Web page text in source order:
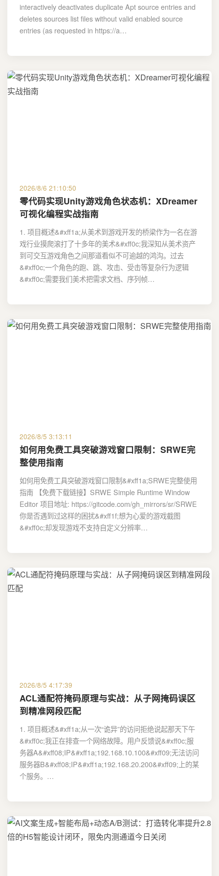
interactively deactivates duplicate Apt source entries and
deletes sources list files without valid enabled source
entries (as requested in https://a…
2026/8/6 21:10:50
零代码实现Unity游戏角色状态机：XDreamer
可视化编程实战指南
1. 项目概述&#xff1a;从美术到游戏开发的桥梁作为一名在游
戏行业摸爬滚打了十多年的美术&#xff0c;我深知从美术资产
到可交互游戏角色之间那道看似不可逾越的鸿沟。过去
&#xff0c;一个角色的跑、跳、攻击、受击等复杂行为逻辑
&#xff0c;需要我们美术把需求文档、序列帧…
2026/8/5 3:13:11
如何用免费工具突破游戏窗口限制：SRWE完
整使用指南
如何用免费工具突破游戏窗口限制&#xff1a;SRWE完整使用
指南 【免费下载链接】SRWE Simple Runtime Window
Editor 项目地址: https://gitcode.com/gh_mirrors/sr/SRWE
你是否遇到过这样的困扰&#xff1f;想为心爱的游戏截图
&#xff0c;却发现游戏不支持自定义分辨率…
2026/8/5 4:17:39
ACL通配符掩码原理与实战：从子网掩码误区
到精准网段匹配
1. 项目概述&#xff1a;从一次“诡异”的访问拒绝说起那天下午
&#xff0c;我正在排查一个网络故障。用户反馈说&#xff0c;服
务器A&#xff08;IP&#xff1a;192.168.10.100&#xff09;无法访问
服务器B&#xff08;IP&#xff1a;192.168.20.200&#xff09;上的某
个服务。…